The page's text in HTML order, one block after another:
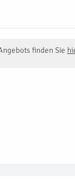
finden Sie